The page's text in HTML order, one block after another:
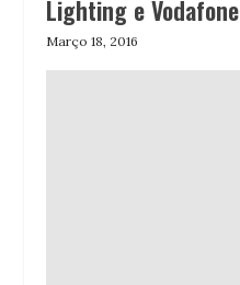
Lighting e Vodafone
Março 18, 2016